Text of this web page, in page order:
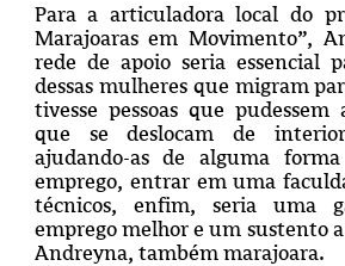
Para a articuladora local do
Marajoaras em Movimento”,
rede de apoio seria essencial
dessas mulheres que migram
tivesse pessoas que
que se deslocam de
ajudando-as de alguma
emprego, entrar em uma
técnicos, enfim, seria uma
emprego melhor e um sustento
Andreyna, também marajoara.